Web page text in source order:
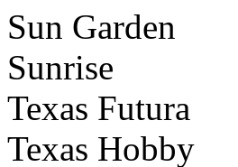
Sun Garden
Sunrise
Texas Futura
Texas Hobby